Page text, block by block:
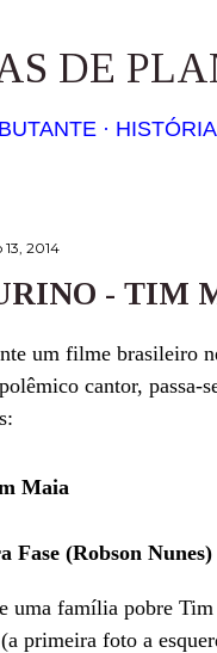
DE
2014
- TIM
um filme brasileiro
cantor, passa-
Maia
Fase (Robson Nunes)
uma família pobre Tim
primeira foto a